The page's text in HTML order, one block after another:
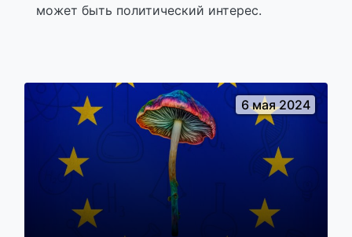
может быть политический интерес.
6 мая 2024